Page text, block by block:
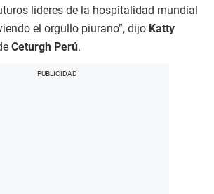
líderes de la hospitalidad mundial
el orgullo piurano”, dijo Katty
Ceturgh Perú.